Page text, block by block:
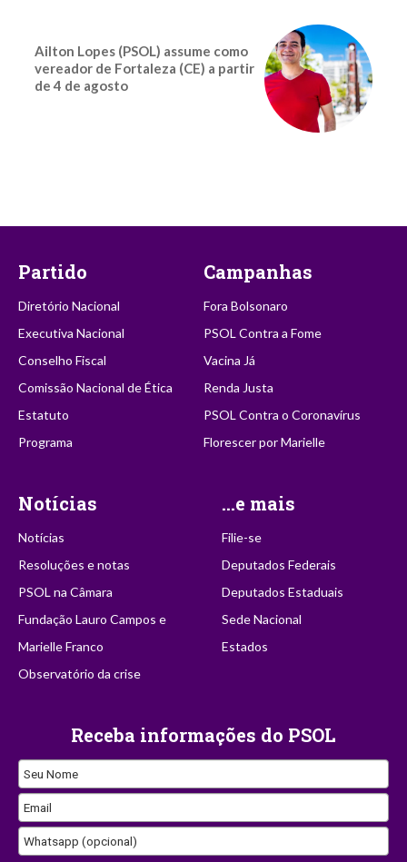
Ailton Lopes (PSOL) assume como
vereador de Fortaleza (CE) a partir
de 4 de agosto
Partido
Diretório Nacional
Executiva Nacional
Conselho Fiscal
Comissão Nacional de Ética
Estatuto
Programa
Campanhas
Fora Bolsonaro
PSOL Contra a Fome
Vacina Já
Renda Justa
PSOL Contra o Coronavírus
Florescer por Marielle
Notícias
Notícias
Resoluções e notas
PSOL na Câmara
Fundação Lauro Campos e
Marielle Franco
Observatório da crise
...e mais
Filie-se
Deputados Federais
Deputados Estaduais
Sede Nacional
Estados
Receba informações do PSOL
Seu Nome
Email
Whatsapp (opcional)